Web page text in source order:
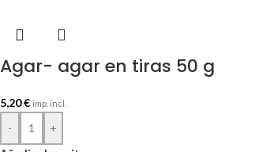
Agar- agar en tiras 50 g
5,20€ imp. incl.
-
+